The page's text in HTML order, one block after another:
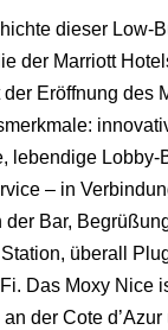
dieser Low-
der Marriott
Eröffnung des
lebendige Lobby-
– in
Bar,
überall
Das Moxy Nice
der Cote d’Azur